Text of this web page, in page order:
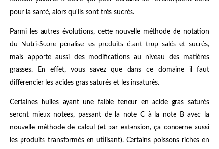
pour la santé, alors qu'ils sont très sucrés.
Parmi les autres évolutions, cette nouvelle méthode de notation
du Nutri-Score pénalise les produits étant trop salés et sucrés,
mais apporte aussi des modifications au niveau des matières
grasses. En effet, vous savez que dans ce domaine il faut
différencier les acides gras saturés et les insaturés.
Certaines huiles ayant une faible teneur en acide gras saturés
seront mieux notées, passant de la note C à la note B avec la
nouvelle méthode de calcul (et par extension, ça concerne aussi
les produits transformés en utilisant). Certains poissons riches en